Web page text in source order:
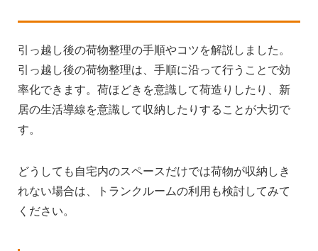
引っ越し後の荷物整理の手順やコツを解説しました。
引っ越し後の荷物整理は、手順に沿って行うことで効
率化できます。荷ほどきを意識して荷造りしたり、新
居の生活導線を意識して収納したりすることが大切で
す。
どうしても自宅内のスペースだけでは荷物が収納しき
れない場合は、トランクルームの利用も検討してみて
ください。